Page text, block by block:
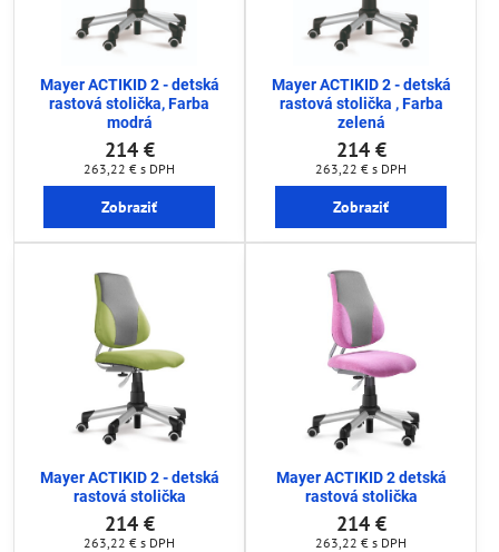
Mayer ACTIKID 2 - detská
rastová stolička, Farba
modrá
214 €
263,22 € s DPH
Zobraziť
Mayer ACTIKID 2 - detská
rastová stolička , Farba
zelená
214 €
263,22 € s DPH
Zobraziť
Mayer ACTIKID 2 - detská
rastová stolička
214 €
263,22 € s DPH
Mayer ACTIKID 2 detská
rastová stolička
214 €
263,22 € s DPH